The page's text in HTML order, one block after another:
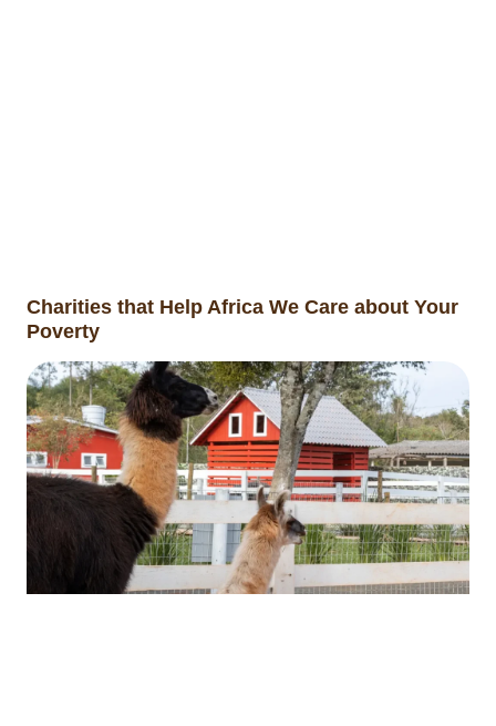
Charities that Help Africa We Care about Your
Poverty